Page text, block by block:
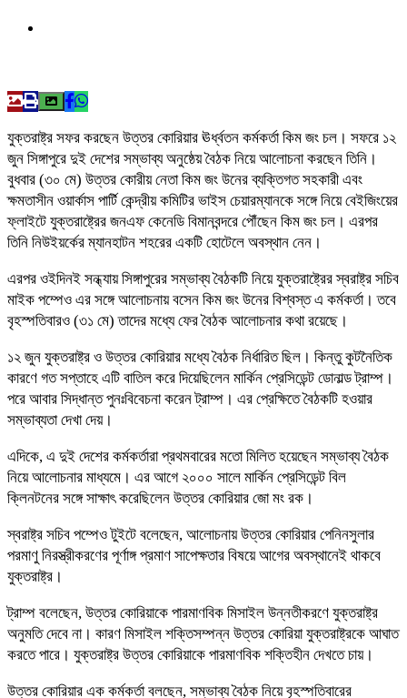
যুক্তরাষ্ট্র সফর করছেন উত্তর কোরিয়ার ঊর্ধ্বতন কর্মকর্তা কিম জং চল। সফরে ১২
জুন সিঙ্গাপুরে দুই দেশের সম্ভাব্য অনুষ্ঠেয় বৈঠক নিয়ে আলোচনা করছেন তিনি।
বুধবার (৩০ মে) উত্তর কোরীয় নেতা কিম জং উনের ব্যক্তিগত সহকারী এবং
ক্ষমতাসীন ওয়ার্কাস পার্টি কেন্দ্রীয় কমিটির ভাইস চেয়ারম্যানকে সঙ্গে নিয়ে বেইজিংয়ের
ফ্লাইটে যুক্তরাষ্ট্রের জনএফ কেনেডি বিমানবন্দরে পৌঁছেন কিম জং চল। এরপর
তিনি নিউইয়র্কের ম্যানহাটন শহরের একটি হোটেলে অবস্থান নেন।
এরপর ওইদিনই সন্ধ্যায় সিঙ্গাপুরের সম্ভাব্য বৈঠকটি নিয়ে যুক্তরাষ্ট্রের স্বরাষ্ট্র সচিব
মাইক পম্পেও এর সঙ্গে আলোচনায় বসেন কিম জং উনের বিশ্বস্ত এ কর্মকর্তা। তবে
বৃহস্পতিবারও (৩১ মে) তাদের মধ্যে ফের বৈঠক আলোচনার কথা রয়েছে।
১২ জুন যুক্তরাষ্ট্র ও উত্তর কোরিয়ার মধ্যে বৈঠক নির্ধারিত ছিল। কিন্তু কুটনৈতিক
কারণে গত সপ্তাহে এটি বাতিল করে দিয়েছিলেন মার্কিন প্রেসিডেন্ট ডোনাল্ড ট্রাম্প।
পরে আবার সিদ্ধান্ত পুনঃবিবেচনা করেন ট্রাম্প। এর প্রেক্ষিতে বৈঠকটি হওয়ার
সম্ভাব্যতা দেখা দেয়।
এদিকে, এ দুই দেশের কর্মকর্তারা প্রথমবারের মতো মিলিত হয়েছেন সম্ভাব্য বৈঠক
নিয়ে আলোচনার মাধ্যমে। এর আগে ২০০০ সালে মার্কিন প্রেসিডেন্ট বিল
ক্লিনটনের সঙ্গে সাক্ষাৎ করেছিলেন উত্তর কোরিয়ার জো মং রক।
স্বরাষ্ট্র সচিব পম্পেও টুইটে বলেছেন, আলোচনায় উত্তর কোরিয়ার পেনিনসুলার
পরমাণু নিরস্ত্রীকরণের পূর্ণাঙ্গ প্রমাণ সাপেক্ষতার বিষয়ে আগের অবস্থানেই থাকবে
যুক্তরাষ্ট্র।
ট্রাম্প বলেছেন, উত্তর কোরিয়াকে পারমাণবিক মিসাইল উন্নতীকরণে যুক্তরাষ্ট্র
অনুমতি দেবে না। কারণ মিসাইল শক্তিসম্পন্ন উত্তর কোরিয়া যুক্তরাষ্ট্রকে আঘাত
করতে পারে। যুক্তরাষ্ট্র উত্তর কোরিয়াকে পারমাণবিক শক্তিহীন দেখতে চায়।
উত্তর কোরিয়ার এক কর্মকর্তা বলছেন, সম্ভাব্য বৈঠক নিয়ে বৃহস্পতিবারের